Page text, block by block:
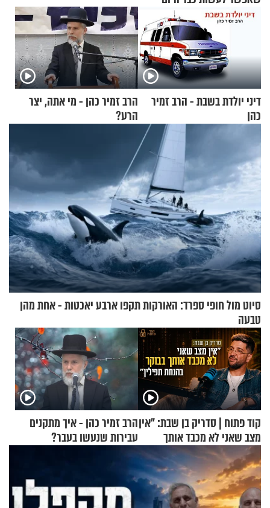
דיני יולדת בשבת - הרב זמיר
כהן
הרב זמיר כהן - מי אתה, יצר
הרע?
סיוט מול חופי ספרד: האורקות תקפו ארבע יאכטות - אחת מהן
טבעה
קוד פתוח | סדריק בן שבת: "אין
מצב שאני לא מכבד אותך
בבוקר בהנחת תפילין"
הרב זמיר כהן - איך מתקנים
עבירות שנעשו בעבר?